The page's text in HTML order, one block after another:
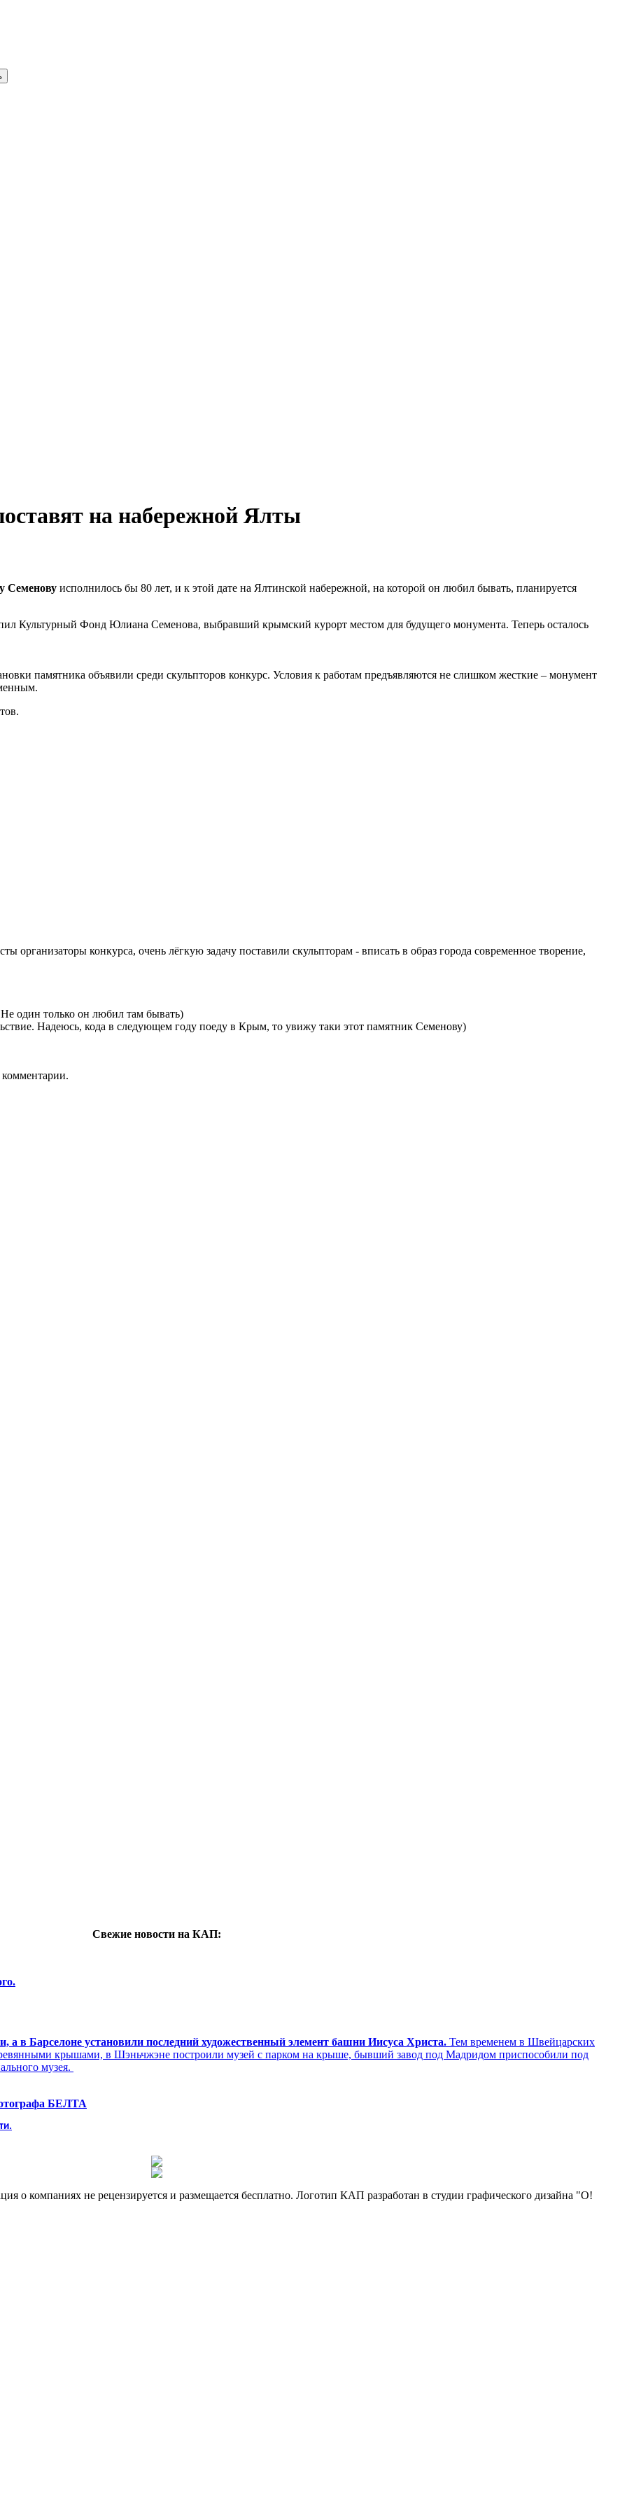
на набережной Ялты
Семенову исполнилось бы 80 лет, и к этой дате на Ялтинской набережной, на которой он любил бывать, планируется
Культурный Фонд Юлиана Семенова, выбравший крымский курорт местом для будущего монумента. Теперь осталось
памятника объявили среди скульпторов конкурс. Условия к работам предъявляются не слишком жесткие – монумент
организаторы конкурса, очень лёгкую задачу поставили скульпторам - вписать в образ города современное творение,
Не один только он любил там бывать)
Надеюсь, кода в следующем году поеду в Крым, то увижу таки этот памятник Семенову)
комментарии.
Свежие новости на КАП:
а в Барселоне установили последний художественный элемент башни Иисуса Христа. Тем временем в Швейцарских
крышами, в Шэньчжэне построили музей с парком на крыше, бывший завод под Мадридом приспособили под
музея.
БЕЛТА
компаниях не рецензируется и размещается бесплатно. Логотип КАП разработан в студии графического дизайна "О!